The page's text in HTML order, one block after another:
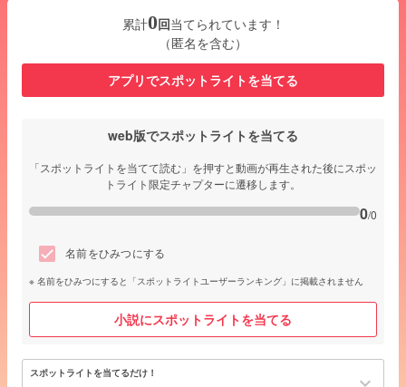
累計0回当てられています！
（匿名を含む）
アプリでスポットライトを当てる
web版でスポットライトを当てる
「スポットライトを当てて読む」を押すと動画が再生された後にスポッ
トライト限定チャプターに遷移します。
0/0
名前をひみつにする
名前をひみつにすると「スポットライトユーザーランキング」に掲載されません
小説にスポットライトを当てる
スポットライトを当てるだけ！